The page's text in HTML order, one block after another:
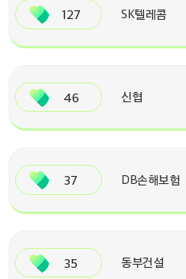
127 SK텔레콤
46 신협
37 DB손해보험
35 동부건설